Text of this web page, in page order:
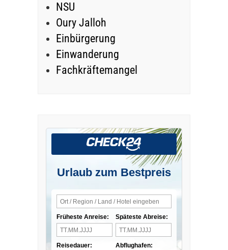
NSU
Oury Jalloh
Einbürgerung
Einwanderung
Fachkräftemangel
Urlaub zum Bestpreis
Früheste Anreise:
Reisedauer:
Späteste Abreise:
Abflughafen: